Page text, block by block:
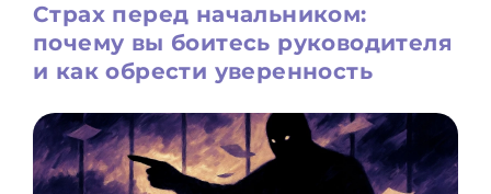
Страх перед начальником:
почему вы боитесь руководителя
и как обрести уверенность